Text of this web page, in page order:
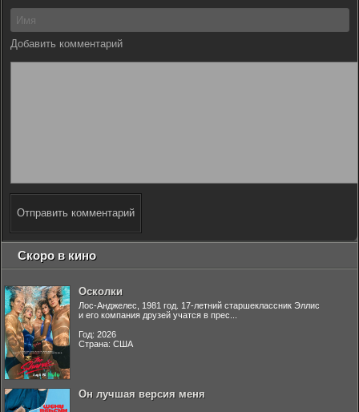
Добавить комментарий
Отправить комментарий
Скоро в кино
Осколки
Лос-Анджелес, 1981 год. 17-летний старшеклассник Эллис
и его компания друзей учатся в прес...
Год: 2026
Страна: США
Он лучшая версия меня